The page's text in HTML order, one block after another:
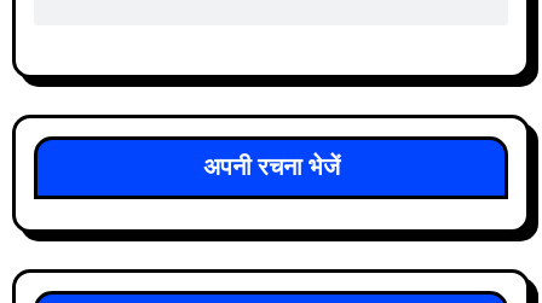
अपनी रचना भेजें